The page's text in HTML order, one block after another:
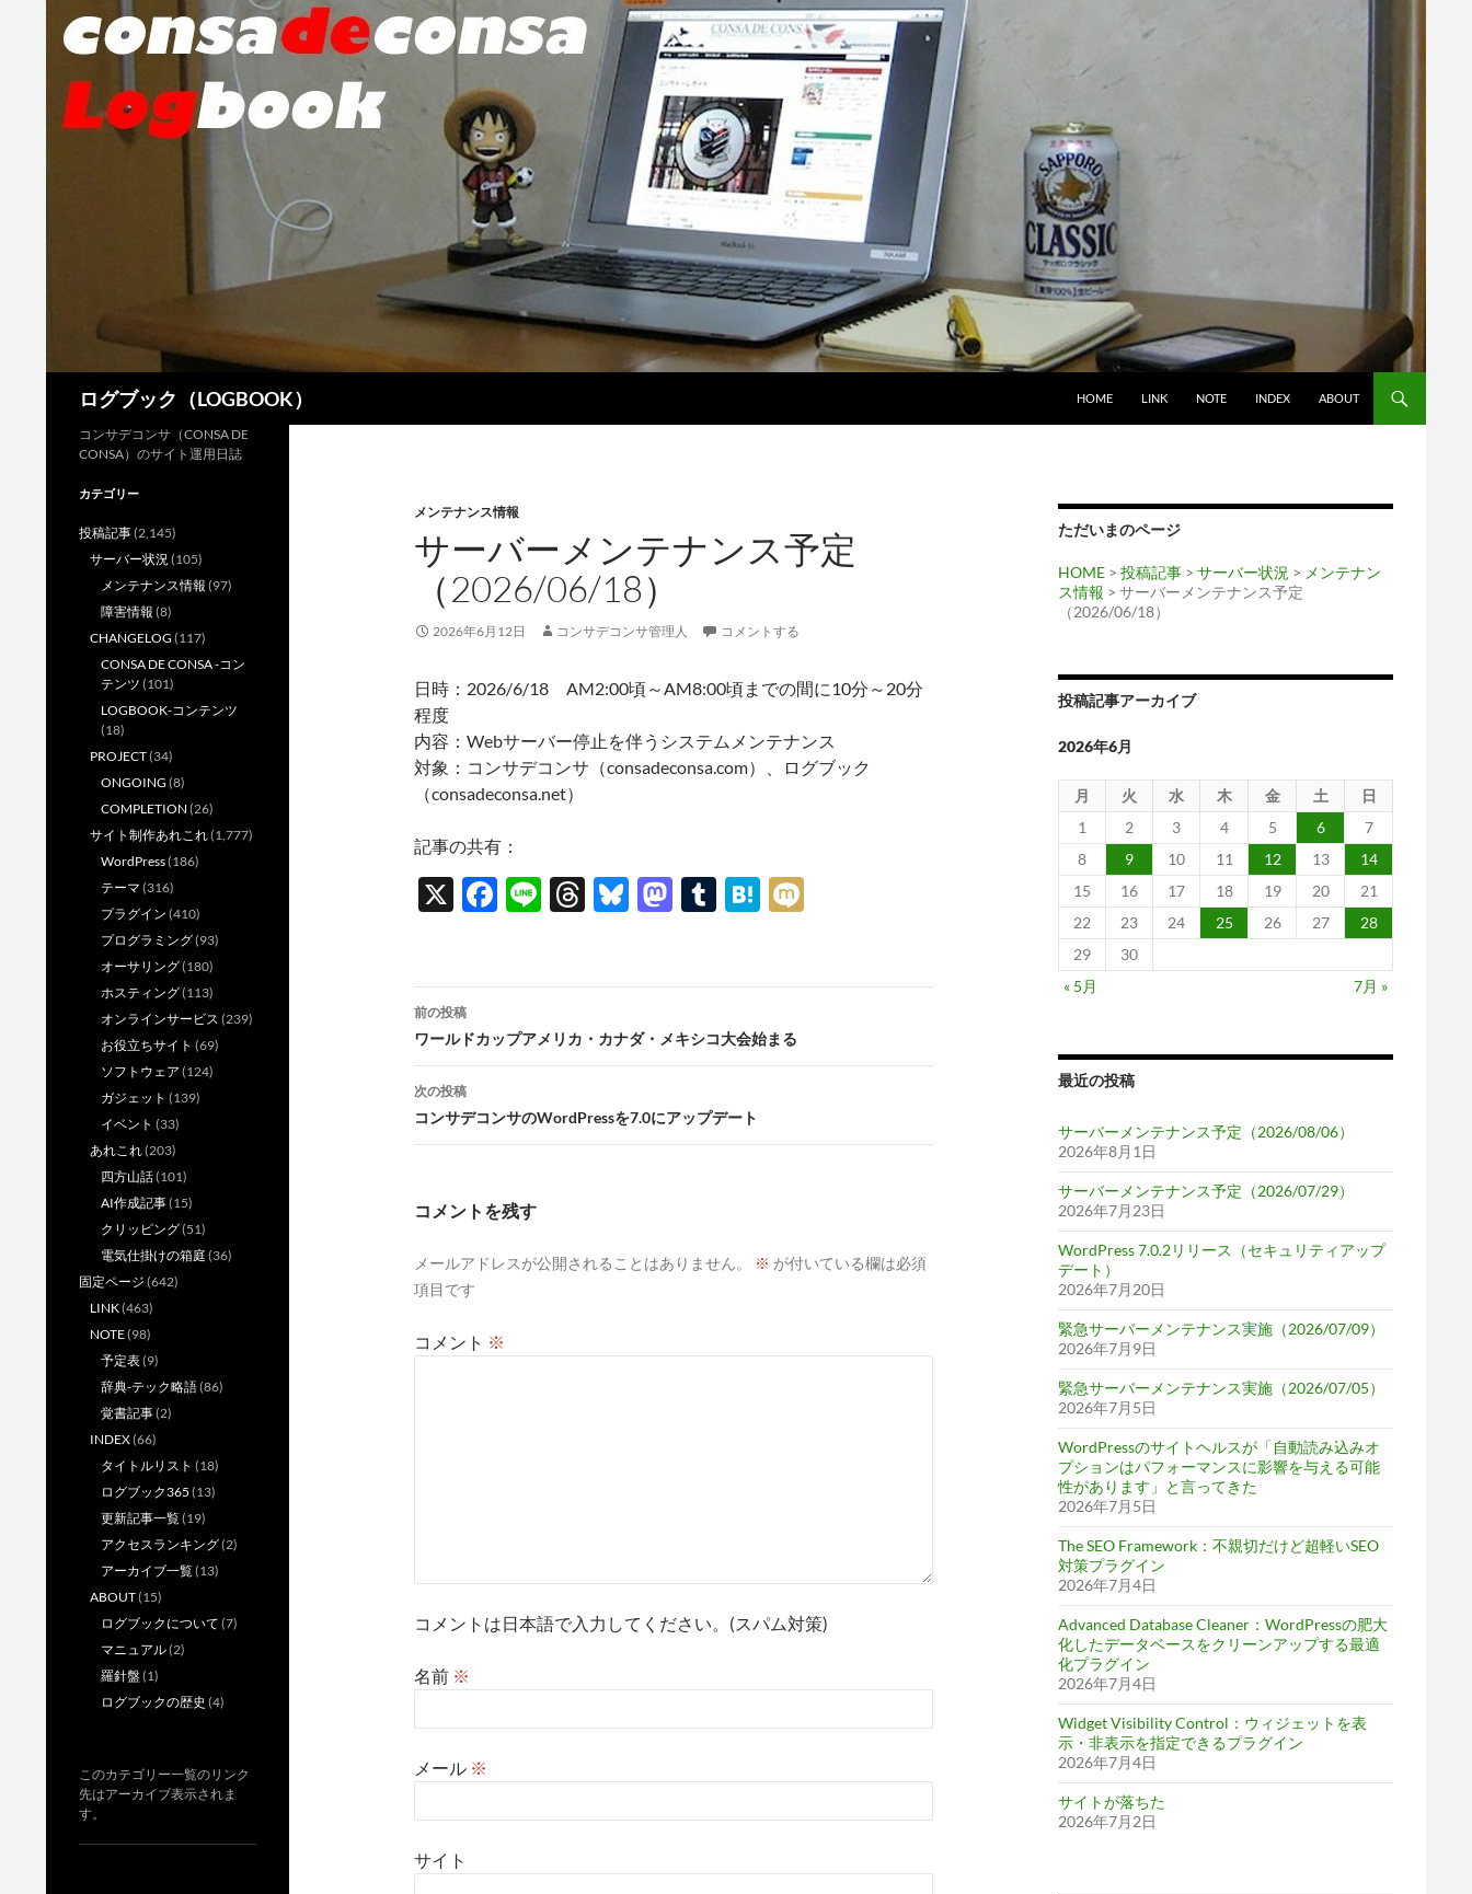
ログブック（LOGBOOK）
HOME
LINK NOTE INDEX ABOUT
メンテナンス情報
サーバーメンテナンス予定
（2026/06/18）
2026年6月12日 コンサデコンサ管理人 コメントする
日時：2026/6/18 AM2:00頃～AM8:00頃までの間に10分～20分
程度
内容：Webサーバー停止を伴うシステムメンテナンス
対象：コンサデコンサ（consadeconsa.com）、ログブック
（consadeconsa.net）
記事の共有：
X
F
b
o
o
k
Li
T
a
ds
Bl
k
y
M
d
o
n
T
bl
r
H
n
a
投
稿
ナ
ビ
ゲ
ョ
前の投稿
ワールドカップアメリカ・カナダ・メキシコ大会始まる
次の投稿
コンサデコンサのWordPressを7.0にアップデート
コメントを残す
メールアドレスが公開されることはありません。 ※ が付いている欄は必須
項目です
コメント ※
コメントは日本語で入力してください。(スパム対策)
名前 ※
メール ※
サイト
ただいまのページ
HOME > 投稿記事 > サーバー状況 > メンテナン
ス情報 > サーバーメンテナンス予定
（2026/06/18）
投稿記事アーカイブ
2026年6月
月 火 水 木 金 土
日
1
2 3 4 5 6
7
8
9 10 11 12 13
14
15
16 17 18 19 20
21
22
23 24 25 26 27
28
29
30
« 5月
7月 »
最近の投稿
サーバーメンテナンス予定（2026/08/06）
2026年8月1日
サーバーメンテナンス予定（2026/07/29）
2026年7月23日
WordPress 7.0.2リリース（セキュリティアップ
デート）
2026年7月20日
緊急サーバーメンテナンス実施（2026/07/09）
2026年7月9日
緊急サーバーメンテナンス実施（2026/07/05）
2026年7月5日
WordPressのサイトヘルスが「自動読み込みオ
プションはパフォーマンスに影響を与える可能
性があります」と言ってきた
2026年7月5日
The SEO Framework：不親切だけど超軽いSEO
対策プラグイン
2026年7月4日
Advanced Database Cleaner：WordPressの肥大
化したデータベースをクリーンアップする最適
化プラグイン
2026年7月4日
Widget Visibility Control：ウィジェットを表
示・非表示を指定できるプラグイン
2026年7月4日
サイトが落ちた
2026年7月2日
コンサデコンサ（CONSA DE
CONSA）のサイト運用日誌
カテゴリー
投稿記事(2,145)
サーバー状況(105)
メンテナンス情報 (97)
障害情報 (8)
CHANGELOG (117)
CONSA DE CONSA -コン
テンツ (101)
LOGBOOK-コンテンツ
(18)
PROJECT(34)
ONGOING (8)
COMPLETION (26)
サイト制作あれこれ(1,777)
WordPress(186)
テーマ (316)
プラグイン (410)
プログラミング(93)
オーサリング(180)
ホスティング(113)
オンラインサービス (239)
お役立ちサイト (69)
ソフトウェア (124)
ガジェット (139)
イベント (33)
あれこれ(203)
四方山話(101)
AI作成記事(15)
クリッピング(51)
電気仕掛けの箱庭 (36)
固定ページ (642)
LINK(463)
NOTE(98)
予定表(9)
辞典-テック略語(86)
覚書記事(2)
INDEX(66)
タイトルリスト (18)
ログブック365 (13)
更新記事一覧(19)
アクセスランキング(2)
アーカイブ一覧(13)
ABOUT(15)
ログブックについて (7)
マニュアル(2)
羅針盤(1)
ログブックの歴史 (4)
このカテゴリー一覧のリンク
先はアーカイブ表示されま
す。